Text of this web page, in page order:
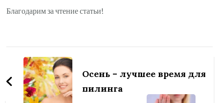
Благодарим за чтение статьи!
Навигация
по
записям
Осень – лучшее время для
пилинга